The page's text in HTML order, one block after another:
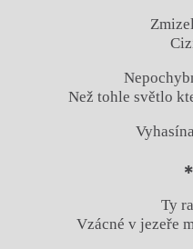
Než tohle světlo
Ty
Vzácné v jezeře